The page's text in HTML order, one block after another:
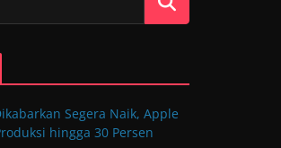
Segera Naik, Apple
hingga 30 Persen